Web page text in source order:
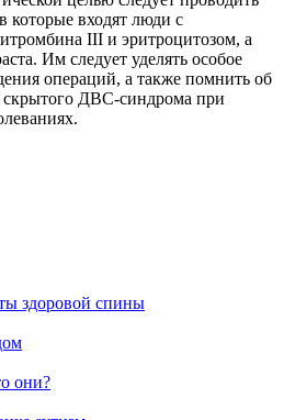
которые входят люди с
III и эритроцитозом, а
Им следует уделять особое
операций, а также помнить об
скрытого ДВС-синдрома при
здоровой спины
они?